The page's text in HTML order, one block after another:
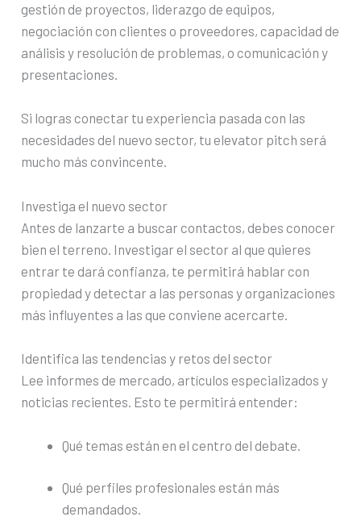
gestión de proyectos, liderazgo de equipos,
negociación con clientes o proveedores, capacidad de
análisis y resolución de problemas, o comunicación y
presentaciones.
Si logras conectar tu experiencia pasada con las
necesidades del nuevo sector, tu elevator pitch será
mucho más convincente.
Investiga el nuevo sector
Antes de lanzarte a buscar contactos, debes conocer
bien el terreno. Investigar el sector al que quieres
entrar te dará confianza, te permitirá hablar con
propiedad y detectar a las personas y organizaciones
más influyentes a las que conviene acercarte.
Identifica las tendencias y retos del sector
Lee informes de mercado, artículos especializados y
noticias recientes. Esto te permitirá entender:
Qué temas están en el centro del debate.
Qué perfiles profesionales están más
demandados.